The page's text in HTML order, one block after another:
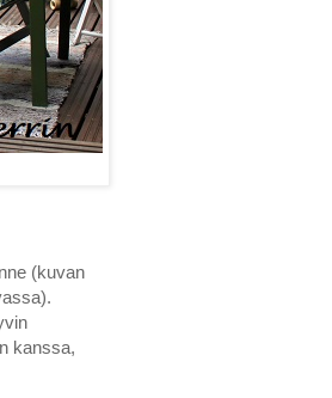
(kuvan
kanssa,